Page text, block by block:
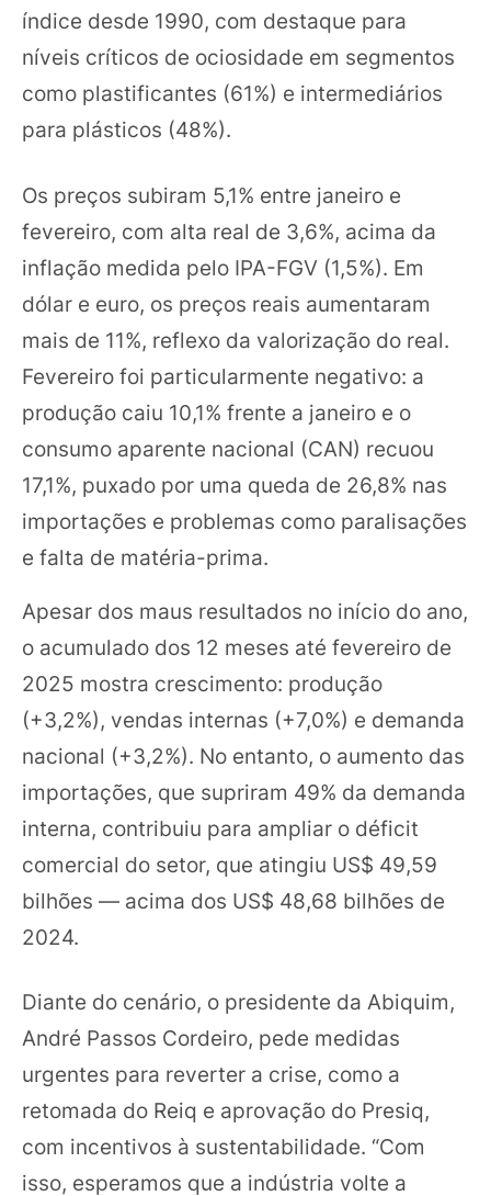
índice desde 1990, com destaque para
níveis críticos de ociosidade em segmentos
como plastificantes (61%) e intermediários
para plásticos (48%).
Os preços subiram 5,1% entre janeiro e
fevereiro, com alta real de 3,6%, acima da
inflação medida pelo IPA-FGV (1,5%). Em
dólar e euro, os preços reais aumentaram
mais de 11%, reflexo da valorização do real.
Fevereiro foi particularmente negativo: a
produção caiu 10,1% frente a janeiro e o
consumo aparente nacional (CAN) recuou
17,1%, puxado por uma queda de 26,8% nas
importações e problemas como paralisações
e falta de matéria-prima.
Apesar dos maus resultados no início do ano,
o acumulado dos 12 meses até fevereiro de
2025 mostra crescimento: produção
(+3,2%), vendas internas (+7,0%) e demanda
nacional (+3,2%). No entanto, o aumento das
importações, que supriram 49% da demanda
interna, contribuiu para ampliar o déficit
comercial do setor, que atingiu US$ 49,59
bilhões — acima dos US$ 48,68 bilhões de
2024.
Diante do cenário, o presidente da Abiquim,
André Passos Cordeiro, pede medidas
urgentes para reverter a crise, como a
retomada do Reiq e aprovação do Presiq,
com incentivos à sustentabilidade. “Com
isso, esperamos que a indústria volte a